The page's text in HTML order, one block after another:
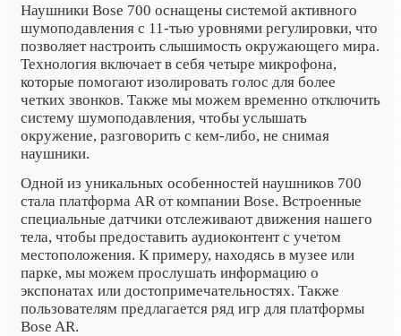
Наушники Bose 700 оснащены системой активного
шумоподавления с 11-тью уровнями регулировки, что
позволяет настроить слышимость окружающего мира.
Технология включает в себя четыре микрофона,
которые помогают изолировать голос для более
четких звонков. Также мы можем временно отключить
систему шумоподавления, чтобы услышать
окружение, разговорить с кем-либо, не снимая
наушники.
Одной из уникальных особенностей наушников 700
стала платформа AR от компании Bose. Встроенные
специальные датчики отслеживают движения нашего
тела, чтобы предоставить аудиоконтент с учетом
местоположения. К примеру, находясь в музее или
парке, мы можем прослушать информацию о
экспонатах или достопримечательностях. Также
пользователям предлагается ряд игр для платформы
Bose AR.